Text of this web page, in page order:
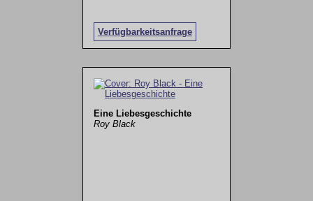
Verfügbarkeitsanfrage
Eine Liebesgeschichte
Roy Black